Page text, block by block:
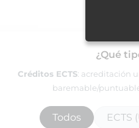
¿Qué
Créditos ECTS: acreditación
baremable/
Todos ECTS